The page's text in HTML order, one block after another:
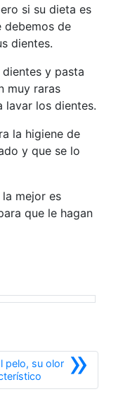
si su dieta es
debemos de
dientes.
y pasta
muy raras
lavar los dientes.
la higiene de
y que se lo
mejor es
que le hagan
»
pelo, su olor
Siguiente